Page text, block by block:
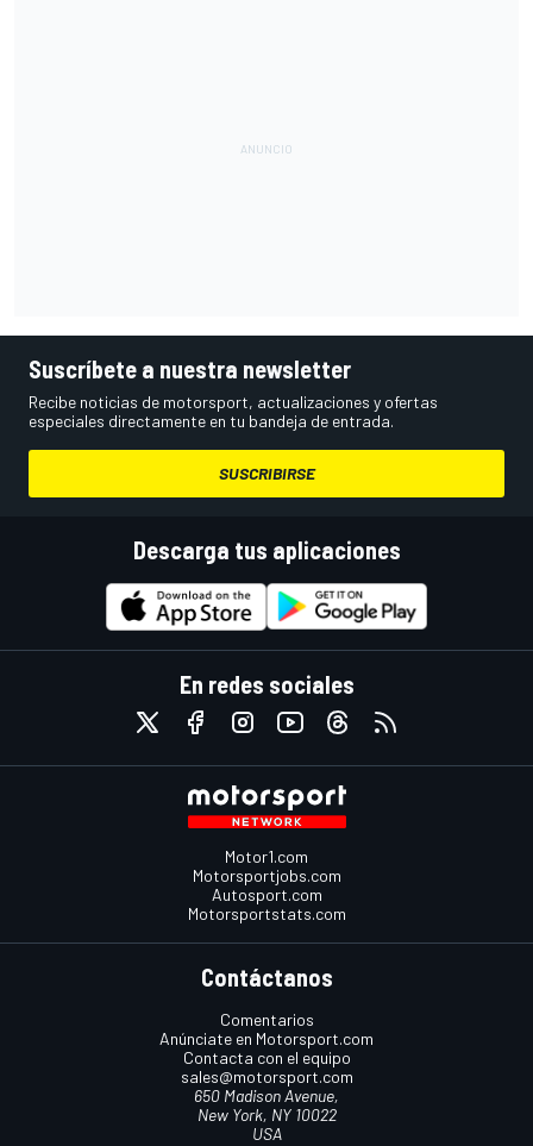
Suscríbete a nuestra newsletter
Recibe noticias de motorsport, actualizaciones y ofertas
especiales directamente en tu bandeja de entrada.
SUSCRIBIRSE
Descarga tus aplicaciones
En redes sociales
Motor1.com
Motorsportjobs.com
Autosport.com
Motorsportstats.com
Contáctanos
Comentarios
Anúnciate en Motorsport.com
Contacta con el equipo
sales@motorsport.com
650 Madison Avenue,
New York, NY 10022
USA